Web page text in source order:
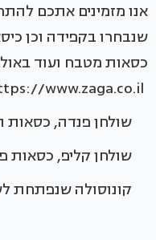
אנו מזמינים אתכם
שנבחרו בקפידה וכן
כסאות מטבח ועוד
שולחן פנדה, כסאות
שולחן קליפ, כסאות
קונוסולה שנפתחת לשולחן